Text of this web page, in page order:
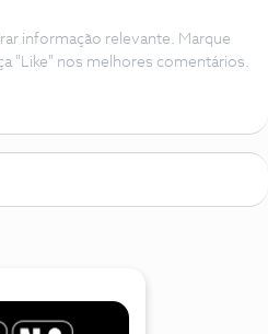
informação relevante. Marque
"Like" nos melhores comentários.